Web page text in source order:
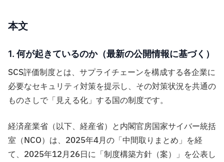
本文
1. 何が起きているのか（最新の公開情報に基づく）
SCS評価制度とは、サプライチェーンを構成する各企業に
必要なセキュリティ対策を提示し、その対策状況を共通の
ものさしで「見える化」する国の制度です。
経済産業省（以下、経産省）と内閣官房国家サイバー統括
室（NCO）は、2025年4月の「中間取りまとめ」を経
て、2025年12月26日に「制度構築方針（案）」を公表し